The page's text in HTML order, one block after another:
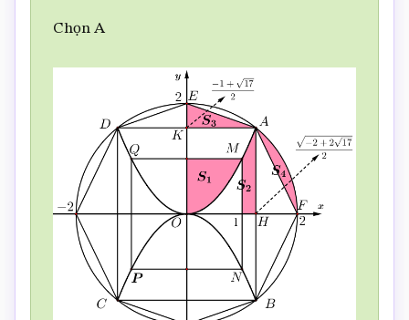
Chọn A